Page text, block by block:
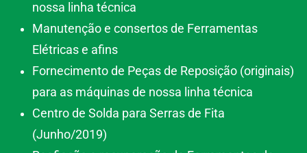
nossa linha técnica
Manutenção e consertos de Ferramentas
Elétricas e afins
Fornecimento de Peças de Reposição (originais)
para as máquinas de nossa linha técnica
Centro de Solda para Serras de Fita
(Junho/2019)